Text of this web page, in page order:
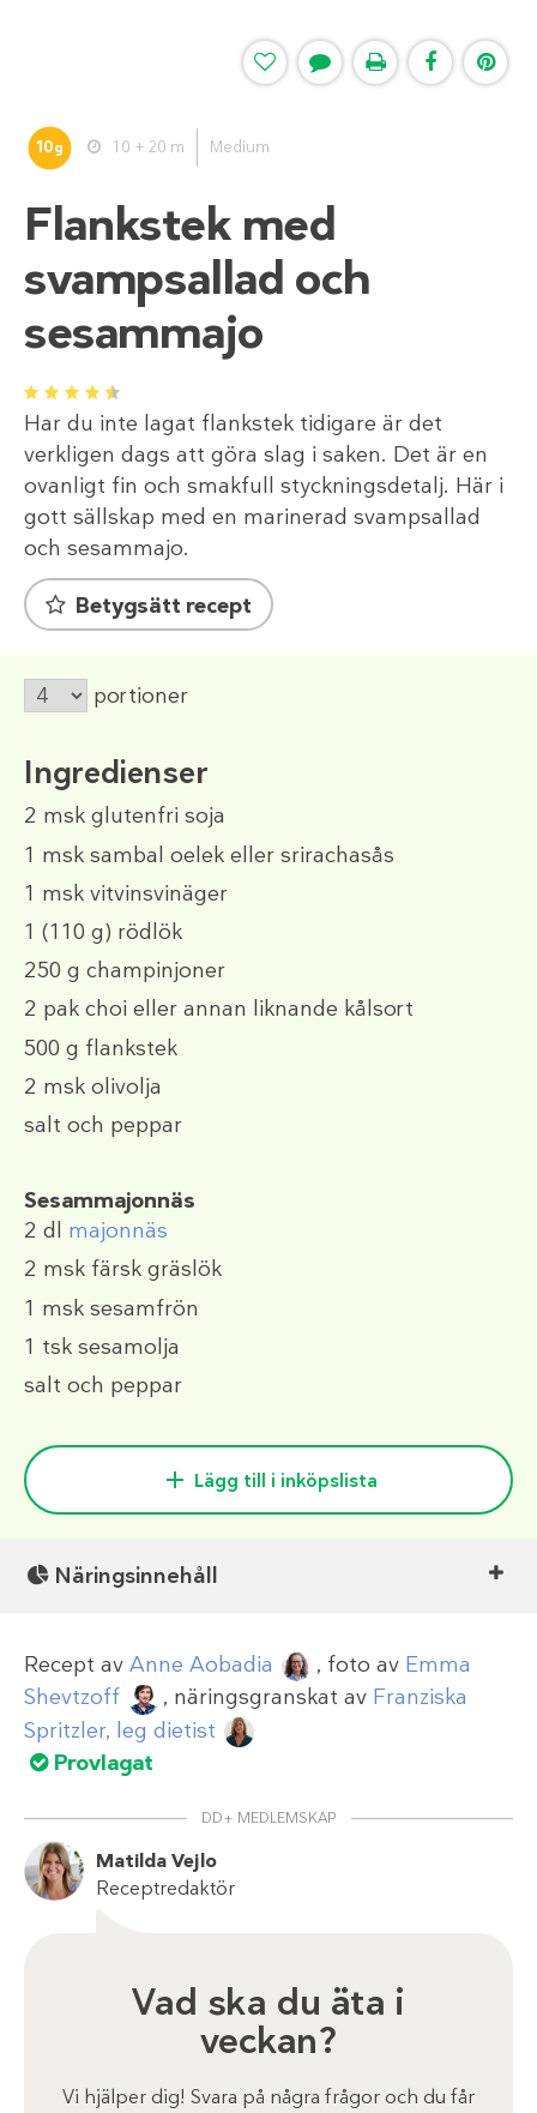
10g 10 + 20 m Medium
Flankstek med
svampsallad och
sesammajo
1 2 3 4 5
Har du inte lagat flankstek tidigare är det
verkligen dags att göra slag i saken. Det är en
ovanligt fin och smakfull styckningsdetalj. Här i
gott sällskap med en marinerad svampsallad
och sesammajo.
Betygsätt recept
portioner
Ingredienser
2 msk glutenfri soja
1 msk sambal oelek eller srirachasås
1 msk vitvinsvinäger
1 (110 g) rödlök
250 g champinjoner
2 pak choi eller annan liknande kålsort
500 g flankstek
2 msk olivolja
salt och peppar
Sesammajonnäs
2 dl majonnäs
2 msk färsk gräslök
1 msk sesamfrön
1 tsk sesamolja
salt och peppar
Lägg till i inköpslista
Näringsinnehåll
Recept av Anne Aobadia , foto av Emma
Shevtzoff
, näringsgranskat av Franziska
Spritzler, leg dietist
Provlagat
DD+ MEDLEMSKAP
Matilda Vejlo
Receptredaktör
Vad ska du äta i
veckan?
Vi hjälper dig! Svara på några frågor och du får